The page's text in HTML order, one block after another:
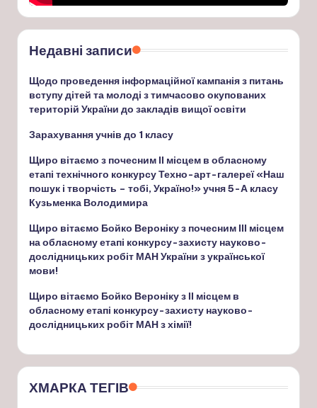
Недавні записи
Щодо проведення інформаційної кампанія з питань
вступу дітей та молоді з тимчасово окупованих
територій України до закладів вищої освіти
Зарахування учнів до 1 класу
Щиро вітаємо з почесним ІІ місцем в обласному
етапі технічного конкурсу Техно-арт-галереї «Наш
пошук і творчість – тобі, Україно!» учня 5-А класу
Кузьменка Володимира
Щиро вітаємо Бойко Вероніку з почесним ІІІ місцем
на обласному етапі конкурсу-захисту науково-
дослідницьких робіт МАН України з української
мови!
Щиро вітаємо Бойко Вероніку з ІІ місцем в
обласному етапі конкурсу-захисту науково-
дослідницьких робіт МАН з хімії!
ХМАРКА ТЕГІВ